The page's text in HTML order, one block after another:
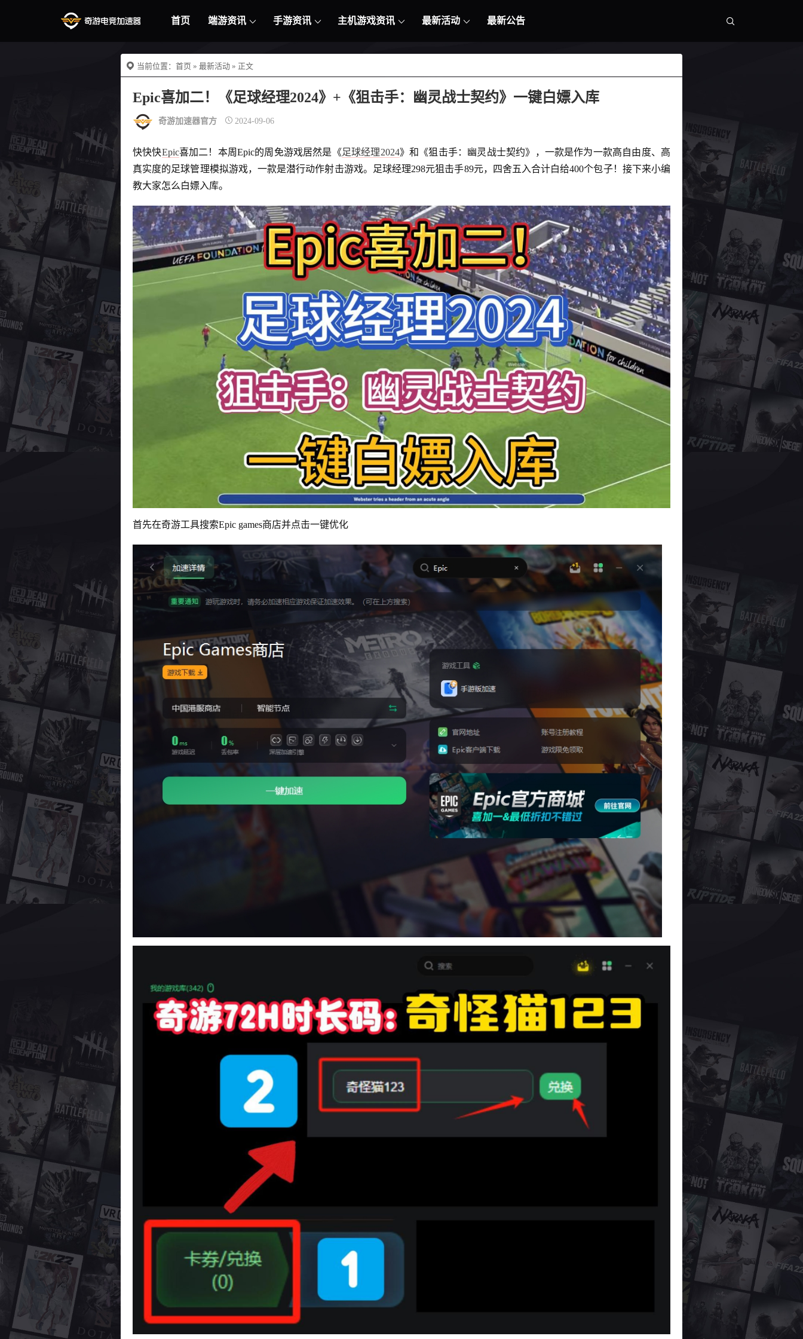
首页 端游资讯 手游资讯 主机游戏资讯 最新活动 最新公告
当前位置： 首页 » 最新活动 » 正文
Epic喜加二！《足球经理2024》+《狙击手：幽灵战士契约》一键白嫖入库
奇游加速器官方 2024-09-06
快快快Epic喜加二！本周Epic的周免游戏居然是《足球经理2024》和《狙击手：幽灵战士契约》，一款是作为一款高自由度、高
真实度的足球管理模拟游戏，一款是潜行动作射击游戏。足球经理298元狙击手89元，四舍五入合计白给400个包子！接下来小编
教大家怎么白嫖入库。
首先在奇游工具搜索Epic games商店并点击一键优化